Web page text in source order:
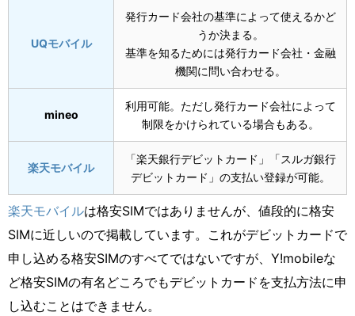
UQモバイル
発行カード会社の基準によって使えるかど
うか決まる。
基準を知るためには発行カード会社・金融
機関に問い合わせる。
mineo
利用可能。ただし発行カード会社によって
制限をかけられている場合もある。
楽天モバイル
「楽天銀行デビットカード」「スルガ銀行
デビットカード」の支払い登録が可能。
楽天モバイルは格安SIMではありませんが、値段的に格安
SIMに近しいので掲載しています。これがデビットカードで
申し込める格安SIMのすべてではないですが、Y!mobileな
ど格安SIMの有名どころでもデビットカードを支払方法に申
し込むことはできません。